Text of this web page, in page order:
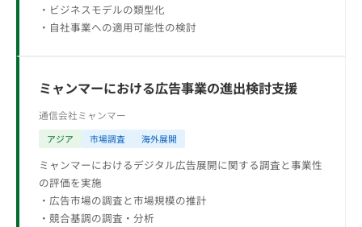
・ビジネスモデルの類型化
・自社事業への適用可能性の検討
ミャンマーにおける広告事業の進出検討支援
通信会社ミャンマー
アジア 市場調査 海外展開
ミャンマーにおけるデジタル広告展開に関する調査と事業性
の評価を実施
・広告市場の調査と市場規模の推計
・競合基調の調査・分析